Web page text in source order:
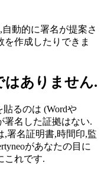
動的に署名が提案さ
作成したりできま
はありません.
るのは (Wordや
署名した証拠はない.
,署名証明書,時間印,監
があなたの目に
これです.